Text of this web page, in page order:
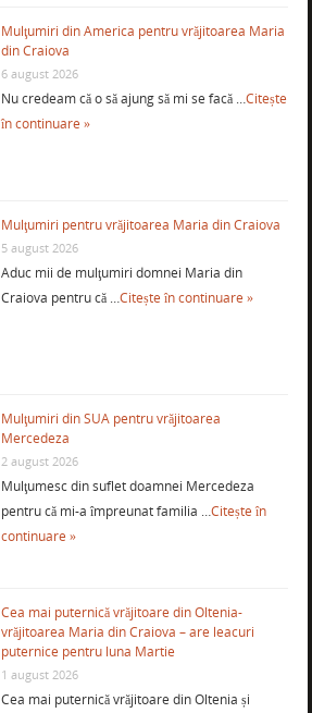
Mulţumiri din America pentru vrăjitoarea Maria
din Craiova
6 august 2026
Nu credeam că o să ajung să mi se facă …Citește
în continuare »
Mulţumiri pentru vrăjitoarea Maria din Craiova
5 august 2026
Aduc mii de mulţumiri domnei Maria din
Craiova pentru că …Citește în continuare »
Mulţumiri din SUA pentru vrăjitoarea
Mercedeza
2 august 2026
Mulţumesc din suflet doamnei Mercedeza
pentru că mi-a împreunat familia …Citește în
continuare »
Cea mai puternică vrăjitoare din Oltenia-
vrăjitoarea Maria din Craiova – are leacuri
puternice pentru luna Martie
1 august 2026
Cea mai puternică vrăjitoare din Oltenia și